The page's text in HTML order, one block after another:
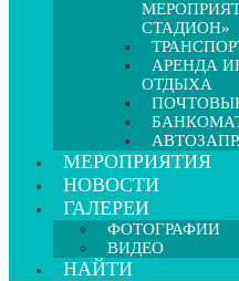
СТАДИОН»
АРЕНДА
ОТДЫХА
МЕРОПРИЯТИЯ
НОВОСТИ
ГАЛЕРЕИ
ФОТОГРАФИИ
ВИДЕО
НАЙТИ